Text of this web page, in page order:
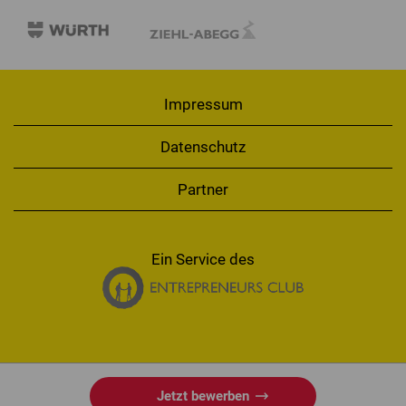
Jetzt bewerben
Impressum
Datenschutz
Partner
Ein Service des